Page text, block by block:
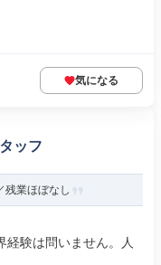
気になる
ッフ
残業ほぼなし
経験は問いません。人